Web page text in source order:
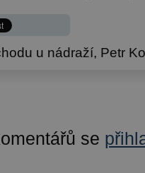
u nádraží, Petr
se